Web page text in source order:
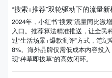
“搜索+推荐”双轮驱动下的流量
2024年，小红书“搜索”流量同比激
入口。推荐算法精准推送，让全民
过“生活场景+爆款测评”方式，笔
8%。海外品牌仅需低成本内容投
现“种草即拔草”的高效闭环。